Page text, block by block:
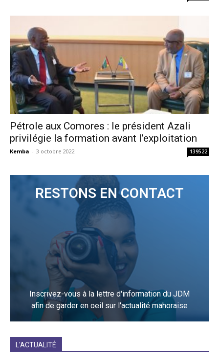
Pétrole aux Comores : le président Azali
privilégie la formation avant l’exploitation
Kemba - 3 octobre 2022 139522
RESTONS EN CONTACT
Inscrivez-vous à la lettre d'information du JDM
afin de garder en oeil sur l'actualité mahoraise
L'ACTUALITÉ